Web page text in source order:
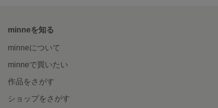
minneを知る
minneについて
minneで買いたい
作品をさがす
ショップをさがす